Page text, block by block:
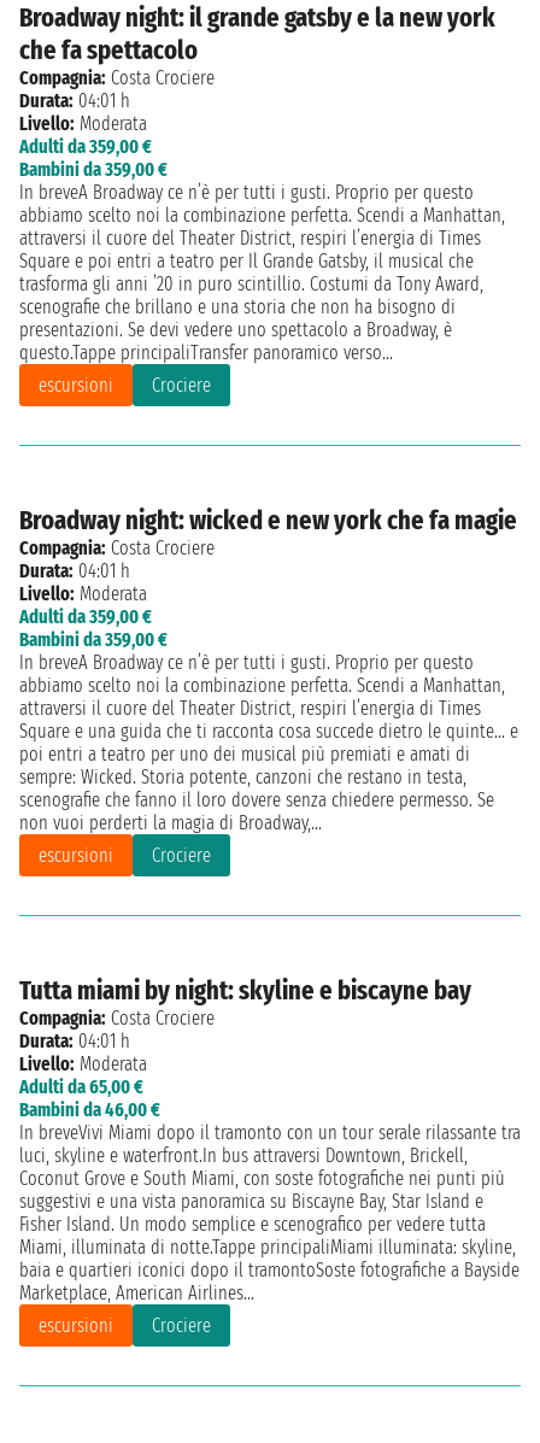
Broadway night: il grande gatsby e la new york
che fa spettacolo
Compagnia: Costa Crociere
Durata: 04:01 h
Livello: Moderata
Adulti da 359,00 €
Bambini da 359,00 €
In breveA Broadway ce n’è per tutti i gusti. Proprio per questo
abbiamo scelto noi la combinazione perfetta. Scendi a Manhattan,
attraversi il cuore del Theater District, respiri l’energia di Times
Square e poi entri a teatro per Il Grande Gatsby, il musical che
trasforma gli anni ’20 in puro scintillio. Costumi da Tony Award,
scenografie che brillano e una storia che non ha bisogno di
presentazioni. Se devi vedere uno spettacolo a Broadway, è
questo.Tappe principaliTransfer panoramico verso...
escursioni
Crociere
Broadway night: wicked e new york che fa magie
Compagnia: Costa Crociere
Durata: 04:01 h
Livello: Moderata
Adulti da 359,00 €
Bambini da 359,00 €
In breveA Broadway ce n’è per tutti i gusti. Proprio per questo
abbiamo scelto noi la combinazione perfetta. Scendi a Manhattan,
attraversi il cuore del Theater District, respiri l’energia di Times
Square e una guida che ti racconta cosa succede dietro le quinte… e
poi entri a teatro per uno dei musical più premiati e amati di
sempre: Wicked. Storia potente, canzoni che restano in testa,
scenografie che fanno il loro dovere senza chiedere permesso. Se
non vuoi perderti la magia di Broadway,...
escursioni
Crociere
Tutta miami by night: skyline e biscayne bay
Compagnia: Costa Crociere
Durata: 04:01 h
Livello: Moderata
Adulti da 65,00 €
Bambini da 46,00 €
In breveVivi Miami dopo il tramonto con un tour serale rilassante tra
luci, skyline e waterfront.In bus attraversi Downtown, Brickell,
Coconut Grove e South Miami, con soste fotografiche nei punti più
suggestivi e una vista panoramica su Biscayne Bay, Star Island e
Fisher Island. Un modo semplice e scenografico per vedere tutta
Miami, illuminata di notte.Tappe principaliMiami illuminata: skyline,
baia e quartieri iconici dopo il tramontoSoste fotografiche a Bayside
Marketplace, American Airlines...
escursioni
Crociere